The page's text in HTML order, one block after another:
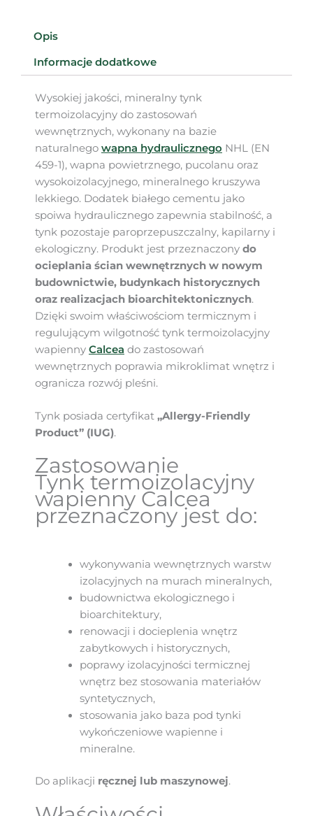
Opis
Informacje dodatkowe
Wysokiej jakości, mineralny tynk
termoizolacyjny do zastosowań
wewnętrznych, wykonany na bazie
naturalnego wapna hydraulicznego NHL (EN
459-1), wapna powietrznego, pucolanu oraz
wysokoizolacyjnego, mineralnego kruszywa
lekkiego. Dodatek białego cementu jako
spoiwa hydraulicznego zapewnia stabilność, a
tynk pozostaje paroprzepuszczalny, kapilarny i
ekologiczny. Produkt jest przeznaczony do
ocieplania ścian wewnętrznych w nowym
budownictwie, budynkach historycznych
oraz realizacjach bioarchitektonicznych.
Dzięki swoim właściwościom termicznym i
regulującym wilgotność tynk termoizolacyjny
wapienny Calcea do zastosowań
wewnętrznych poprawia mikroklimat wnętrz i
ogranicza rozwój pleśni.
Tynk posiada certyfikat „Allergy-Friendly
Product” (IUG).
Zastosowanie
Tynk termoizolacyjny
wapienny Calcea
przeznaczony jest do:
wykonywania wewnętrznych warstw
izolacyjnych na murach mineralnych,
budownictwa ekologicznego i
bioarchitektury,
renowacji i docieplenia wnętrz
zabytkowych i historycznych,
poprawy izolacyjności termicznej
wnętrz bez stosowania materiałów
syntetycznych,
stosowania jako baza pod tynki
wykończeniowe wapienne i
mineralne.
Do aplikacji ręcznej lub maszynowej.